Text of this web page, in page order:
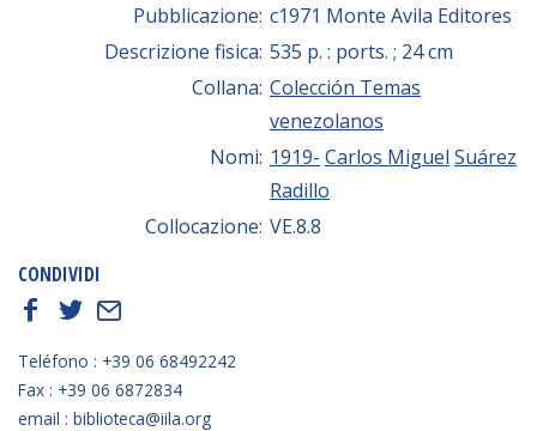
Pubblicazione: c1971 Monte Avila Editores
Descrizione fisica: 535 p. : ports. ; 24 cm
Collana: Colección Temas
venezolanos
Nomi: 1919- Carlos Miguel Suárez
Radillo
Collocazione: VE.8.8
CONDIVIDI
f
t E
Teléfono : +39 06 68492242
Fax : +39 06 6872834
email : biblioteca@iila.org